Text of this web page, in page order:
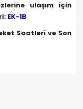
ulaşım için
EK-1B
Saatleri ve Son